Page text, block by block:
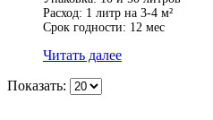
Расход: 1 литр на 3-4 м²
Срок годности: 12 мес
Читать далее
Показать: